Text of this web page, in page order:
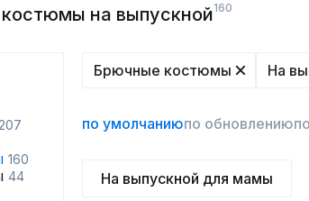
на выпускной160
160
44
Брючные костюмы На
по умолчаниюпо обновлению
На выпускной для мамы